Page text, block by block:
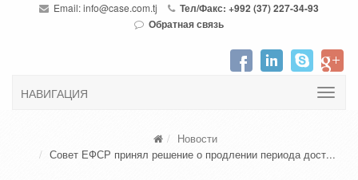
Email:info@case.com.tj
Тел/Факс: +992 (37) 227-34-93
Обратная связь
НАВИГАЦИЯ
Новости
Совет ЕФСР принял решение о продлении периода дост...